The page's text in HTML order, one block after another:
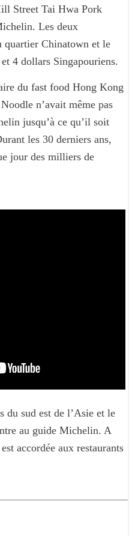
Street Tai Hwa Pork
Les deux
quartier Chinatown et le
4 dollars Singapouriens.
du fast food Hong Kong
n’avait même pas
jusqu’à ce qu’il soit
les 30 derniers ans,
jour des milliers de
du sud est de l’Asie et le
au guide Michelin. A
accordée aux restaurants